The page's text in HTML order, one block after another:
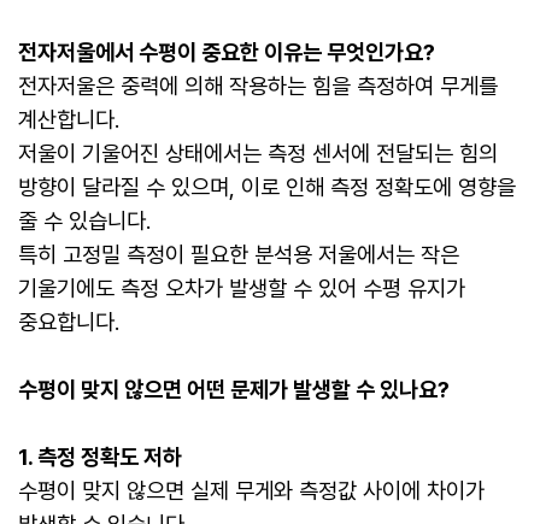
전자저울에서 수평이 중요한 이유는 무엇인가요?
전자저울은 중력에 의해 작용하는 힘을 측정하여 무게를
계산합니다.
저울이 기울어진 상태에서는 측정 센서에 전달되는 힘의
방향이 달라질 수 있으며, 이로 인해 측정 정확도에 영향을
줄 수 있습니다.
특히 고정밀 측정이 필요한 분석용 저울에서는 작은
기울기에도 측정 오차가 발생할 수 있어 수평 유지가
중요합니다.
수평이 맞지 않으면 어떤 문제가 발생할 수 있나요?
1. 측정 정확도 저하
수평이 맞지 않으면 실제 무게와 측정값 사이에 차이가